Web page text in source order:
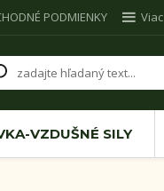
PODMIENKY Viac
VZDUŠNÉ SILY